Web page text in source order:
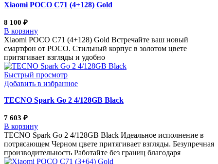
Xiaomi POCO C71 (4+128) Gold
8 100 ₽
В корзину
Xiaomi POCO C71 (4+128) Gold Встречайте ваш новый
смартфон от POCO. Стильный корпус в золотом цвете
притягивает взгляды и удобно
Быстрый просмотр
Добавить в избранное
TECNO Spark Go 2 4/128GB Black
7 603 ₽
В корзину
TECNO Spark Go 2 4/128GB Black Идеальное исполнение в
потрясающем Черном цвете притягивает взгляды. Безупречная
производительность Работайте без границ благодаря